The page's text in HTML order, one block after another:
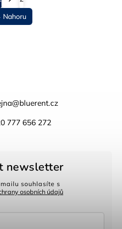
Nahoru
@bluerent.cz
777 656 272
newsletter
souhlasíte s
osobních údajů